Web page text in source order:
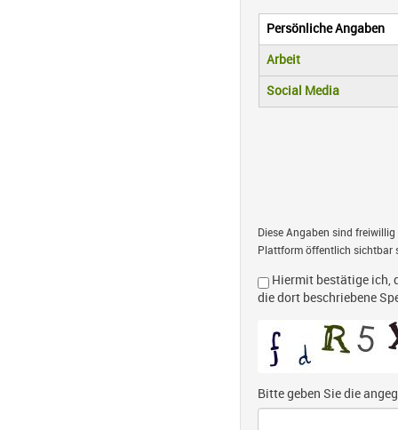
Vertikale
Persönliche Angaben
(aktiver Reiter)
Arbeit
Social Media
Diese Angaben sind
Plattform öffentlich sichtbar
Hiermit bestätige ich,
die dort beschriebene
Bitte geben Sie die